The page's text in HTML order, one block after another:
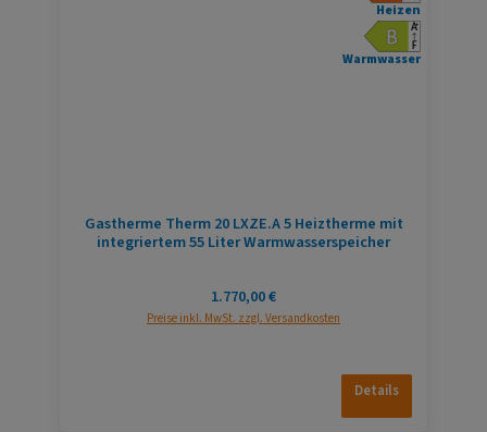
Heizen
Warmwasser
Gastherme Therm 20 LXZE.A 5 Heiztherme mit
integriertem 55 Liter Warmwasserspeicher
Regulärer Preis:
1.770,00 €
Preise inkl. MwSt. zzgl. Versandkosten
Details